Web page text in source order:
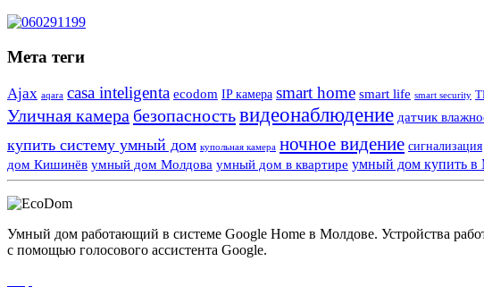
Мета теги
Ajax aqara casa inteligenta ecodom IP камера smart home smart life smart security
Уличная камера безопасностьвидеонаблюдение датчик
купить систему умный дом купольная камера ночное видение сигнализация
дом Кишинёв умный дом Молдова умный дом в квартире умный дом купить в
Умный дом работающий в системе Google Home в Молдове. Устройства
с помощью голосового ассистента Google.